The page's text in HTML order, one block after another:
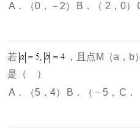
A．（0，－2）
B．（ 2，0）
若
，且点M（a，
是（ ）
A．（5，4）
B．（－5， C．